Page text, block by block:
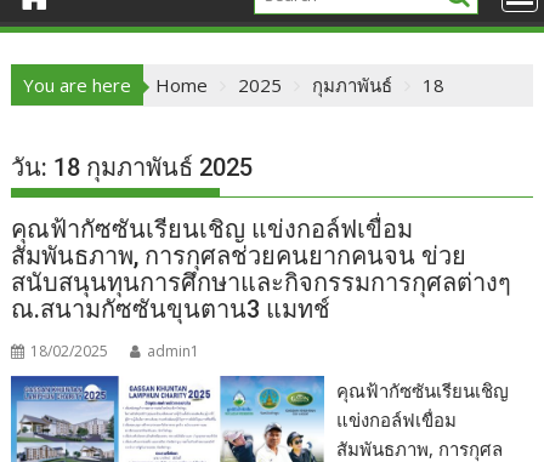
You are here Home 2025 กุมภาพันธ์ 18
วัน: 18 กุมภาพันธ์ 2025
คุณฟ้ากัซซันเรียนเชิญ แข่งกอล์ฟเขื่อม
สัมพันธภาพ, การกุศลช่วยคนยากคนจน ข่วย
สนับสนุนทุนการศึกษาและกิจกรรมการกุศลต่างๆ
ณ.สนามกัซซันขุนตาน3 แมทช์
18/02/2025 admin1
คุณฟ้ากัซซันเรียนเชิญ
แข่งกอล์ฟเขื่อม
สัมพันธภาพ, การกุศล